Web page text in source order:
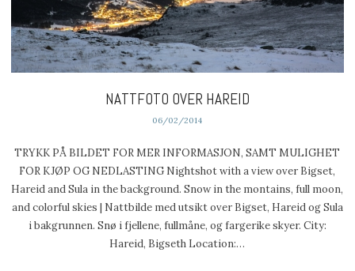
NATTFOTO OVER HAREID
06/02/2014
TRYKK PÅ BILDET FOR MER INFORMASJON, SAMT MULIGHET
FOR KJØP OG NEDLASTING Nightshot with a view over Bigset,
Hareid and Sula in the background. Snow in the montains, full moon,
and colorful skies | Nattbilde med utsikt over Bigset, Hareid og Sula
i bakgrunnen. Snø i fjellene, fullmåne, og fargerike skyer. City:
Hareid, Bigseth Location:…